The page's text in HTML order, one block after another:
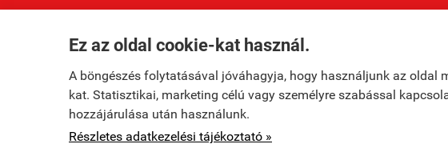
Ez az oldal cookie-kat használ.
A böngészés folytatásával jóváhagyja, hogy használjunk az oldal
kat. Statisztikai, marketing célú vagy személyre szabással
hozzájárulása után használunk.
Részletes adatkezelési tájékoztató »
ksr.hu -Ly8 KFT-ÁSZF-Adatkezelési tájékoztató